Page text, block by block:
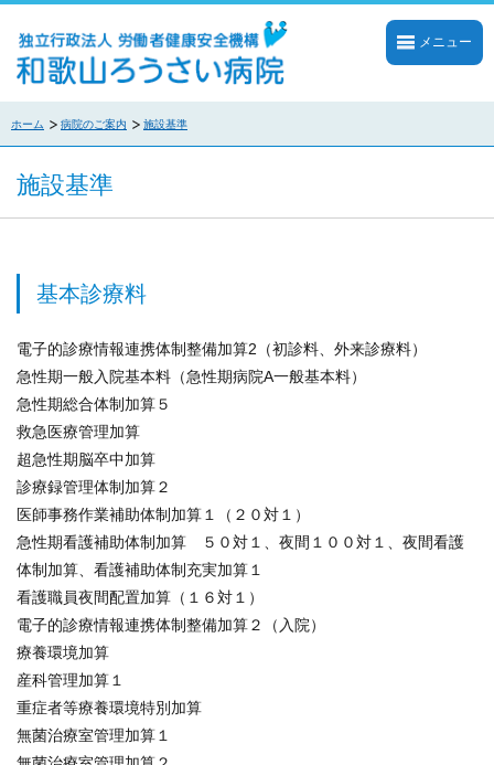
メニュー
ホーム 病院のご案内 施設基準
施設基準
基本診療料
電子的診療情報連携体制整備加算2（初診料、外来診療料）
急性期一般入院基本料（急性期病院A一般基本料）
急性期総合体制加算５
救急医療管理加算
超急性期脳卒中加算
診療録管理体制加算２
医師事務作業補助体制加算１（２０対１）
急性期看護補助体制加算 ５０対１、夜間１００対１、夜間看護
体制加算、看護補助体制充実加算１
看護職員夜間配置加算（１６対１）
電子的診療情報連携体制整備加算２（入院）
療養環境加算
産科管理加算１
重症者等療養環境特別加算
無菌治療室管理加算１